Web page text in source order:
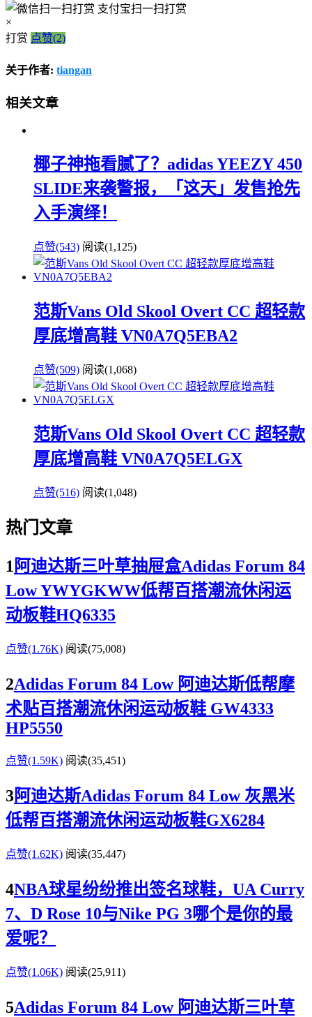
支付宝扫一扫打赏
×
打赏 点赞(2)
关于作者: tiangan
相关文章
椰子神拖看腻了？adidas YEEZY 450
SLIDE来袭警报，「这天」发售抢先
入手演绎！
点赞(543) 阅读(1,125)
范斯Vans Old Skool Overt CC 超轻款
厚底增高鞋 VN0A7Q5EBA2
点赞(509) 阅读(1,068)
范斯Vans Old Skool Overt CC 超轻款
厚底增高鞋 VN0A7Q5ELGX
点赞(516) 阅读(1,048)
热门文章
1 阿迪达斯三叶草抽屉盒Adidas Forum 84
Low YWYGKWW低帮百搭潮流休闲运
动板鞋HQ6335
点赞(1.76K) 阅读(75,008)
2Adidas Forum 84 Low 阿迪达斯低帮摩
术贴百搭潮流休闲运动板鞋 GW4333
HP5550
点赞(1.59K) 阅读(35,451)
3阿迪达斯Adidas Forum 84 Low 灰黑米
低帮百搭潮流休闲运动板鞋GX6284
点赞(1.62K) 阅读(35,447)
4NBA球星纷纷推出签名球鞋，UA Curry
7、D Rose 10与Nike PG 3哪个是你的最
爱呢？
点赞(1.06K) 阅读(25,911)
5Adidas Forum 84 Low 阿迪达斯三叶草